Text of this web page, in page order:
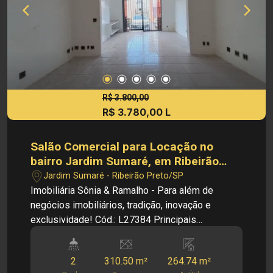
R$ 3.800,00
R$ 3.780,00 L
Salão Comercial para Locação no
bairro Jardim Sumaré, em Ribeirão
Preto SP.
Jardim Sumaré - Ribeirão Preto/SP
Imobiliária Sônia & Ramalho - Para além de
negócios imobiliários, tradição, inovação e
exclusividade! Cód.: L27384 Principais
Salão amplo - 02 Salas - Copa - 02 Banheiros
2 310.50 m² 264.74 m²